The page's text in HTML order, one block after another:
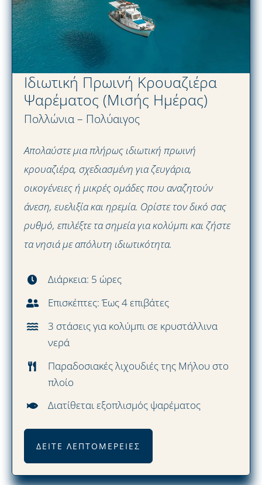
Ιδιωτική Πρωινή Κρουαζιέρα
Ψαρέματος (Μισής Ημέρας)
Πολλώνια – Πολύαιγος
Απολαύστε μια πλήρως ιδιωτική πρωινή
κρουαζιέρα, σχεδιασμένη για ζευγάρια,
οικογένειες ή μικρές ομάδες που αναζητούν
άνεση, ευελιξία και ηρεμία. Ορίστε τον δικό σας
ρυθμό, επιλέξτε τα σημεία για κολύμπι και ζήστε
τα νησιά με απόλυτη ιδιωτικότητα.
Διάρκεια: 5 ώρες
Επισκέπτες: Έως 4 επιβάτες
3 στάσεις για κολύμπι σε κρυστάλλινα
νερά
Παραδοσιακές λιχουδιές της Μήλου στο
πλοίο
Διατίθεται εξοπλισμός ψαρέματος
ΔΕΊΤΕ ΛΕΠΤΟΜΈΡΕΙΕΣ